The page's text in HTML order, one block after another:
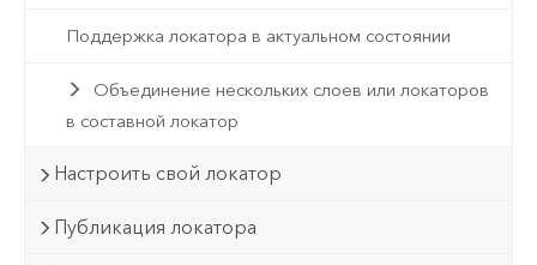
Поддержка локатора в актуальном состоянии
Объединение нескольких слоев или локаторов
в составной локатор
Настроить свой локатор
Публикация локатора